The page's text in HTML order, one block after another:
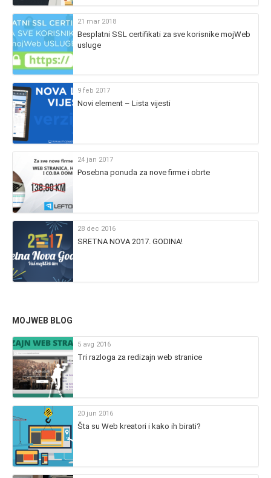
21 mar 2018
Besplatni SSL certifikati za sve korisnike mojWeb
usluge
9 feb 2017
Novi element – Lista vijesti
24 jan 2017
Posebna ponuda za nove firme i obrte
28 dec 2016
SRETNA NOVA 2017. GODINA!
MOJWEB BLOG
5 avg 2016
Tri razloga za redizajn web stranice
20 jun 2016
Šta su Web kreatori i kako ih birati?